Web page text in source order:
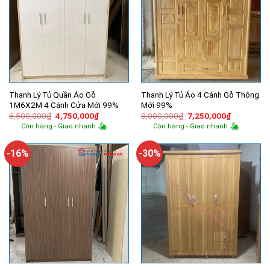
Thanh Lý Tủ Quần Áo Gỗ
1M6X2M 4 Cánh Cửa Mới 99%
6,500,000₫ Giá
gốc
là:
4,750,000₫Giá
hiện
tại
4,750,000₫.
Còn hàng - Giao nhanh
Thanh Lý Tủ Áo 4 Cánh Gỗ Thông
Mới 99%
8,000,000₫ Giá
gốc
là:
7,250,000₫Giá
hiện
tại
Còn hàng - Giao nhanh
-16% -30%